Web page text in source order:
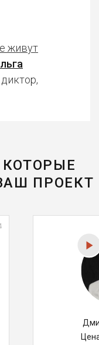
живут
ПРОЕКТ